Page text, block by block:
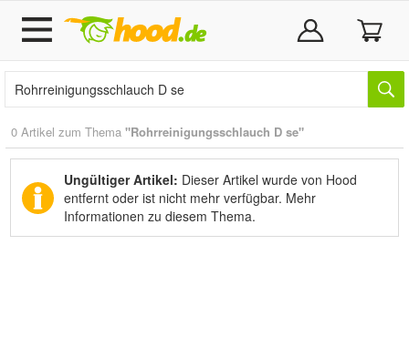
0 Artikel zum Thema "Rohrreinigungsschlauch D se"
Ungültiger Artikel: Dieser Artikel wurde von Hood
entfernt oder ist nicht mehr verfügbar. Mehr
Informationen zu diesem Thema.